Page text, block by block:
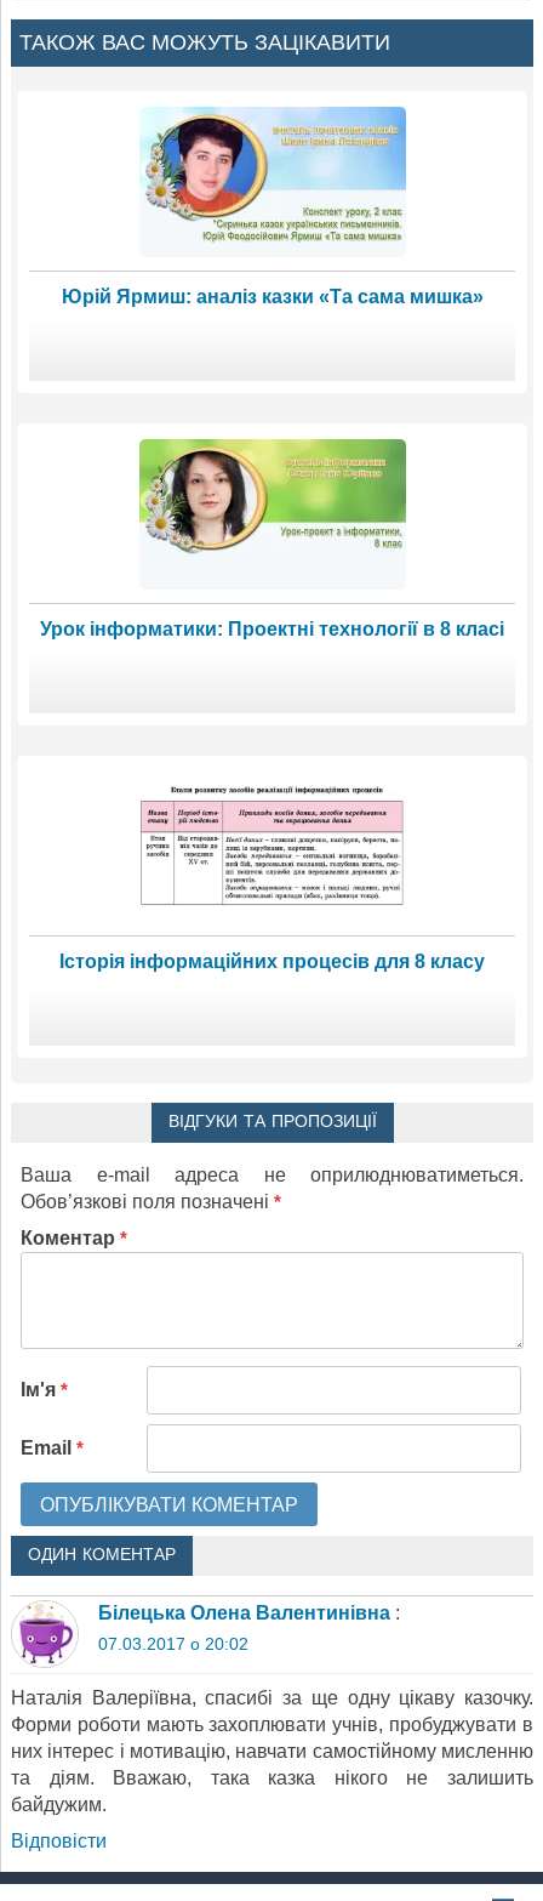
ТАКОЖ ВАС МОЖУТЬ ЗАЦІКАВИТИ
Юрій Ярмиш: аналіз казки «Та сама мишка»
Урок інформатики: Проектні технології в 8 класі
Історія інформаційних процесів для 8 класу
ВІДГУКИ ТА ПРОПОЗИЦІЇ
Ваша e-mail адреса не оприлюднюватиметься.
Обов’язкові поля позначені *
Коментар *
Ім'я *
Email *
ОДИН КОМЕНТАР
Білецька Олена Валентинівна :
07.03.2017 о 20:02
Наталія Валеріївна, спасибі за ще одну цікаву казочку.
Форми роботи мають захоплювати учнів, пробуджувати в
них інтерес і мотивацію, навчати самостійному мисленню
та діям. Вважаю, така казка нікого не залишить
байдужим.
Відповіcти